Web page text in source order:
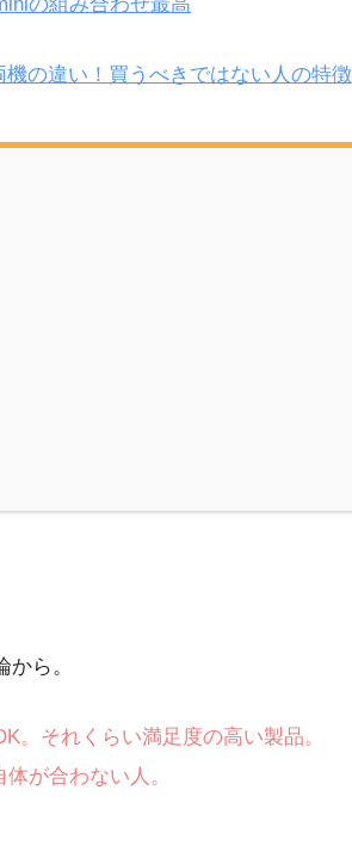
機の違い！買うべきではない人の特徴
ら。
。それくらい満足度の高い製品。
が合わない人。